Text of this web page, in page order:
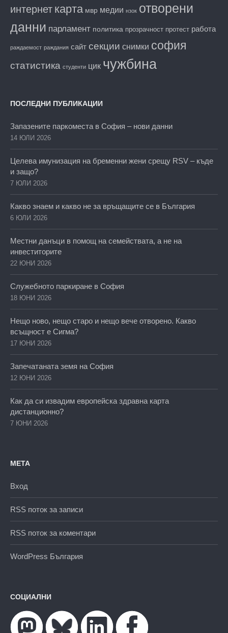
интернет карта мвр медии нзок отворени
данни парламент политика прозрачност протест работа
раждаемост раждания сайт секции снимки софия
статистика студенти цик чужбина
ПОСЛЕДНИ ПУБЛИКАЦИИ
Запазените паркоместа в София – нови данни
14 ЮЛИ 2026
Целева имунизация на бременни жени срещу RSV – къде
и защо?
7 ЮЛИ 2026
Какво знаем и какво не за връщащите се в България
6 ЮЛИ 2026
Местни данъци в помощ на семействата, а не на
инвеститорите
22 ЮНИ 2026
Служебното паркиране в София
18 ЮНИ 2026
Нещо ново, нещо старо и нещо вече отворено. Какво
всъщност е Сигма?
17 ЮНИ 2026
Запечатаната земя на София
12 ЮНИ 2026
Как да си извадим европейска здравна карта
дистанционно?
7 ЮНИ 2026
МЕТА
Вход
RSS поток за записи
RSS поток за коментари
WordPress България
СОЦИАЛНИ